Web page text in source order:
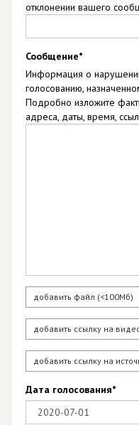
отклонении вашего
Сообщение*
Информация о
голосованию,
Подробно изложите
адреса, даты, время,
добавить файл (<100Мб)
добавить ссылку на
добавить ссылку на
Дата голосования*